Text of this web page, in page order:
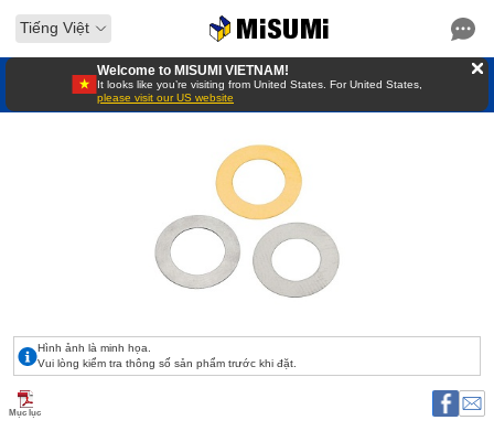
Tiếng Việt
Welcome to MISUMI VIETNAM!
It looks like you’re visiting from United States. For United States,
please visit our US website
Hình ảnh là minh họa.
Vui lòng kiểm tra thông số sản phẩm trước khi đặt.
Mục lục